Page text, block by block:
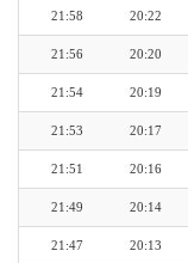
20:22
21:58
20:20
21:56
20:19
21:54
20:17
21:53
20:16
21:51
20:14
21:49
20:13
21:47